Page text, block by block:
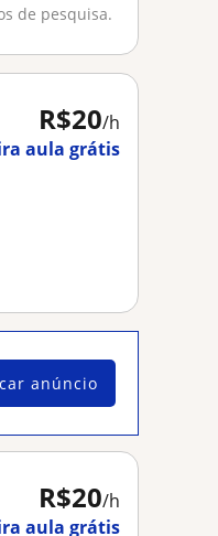
de pesquisa.
R$20/h
aula grátis
anúncio
R$20/h
aula grátis